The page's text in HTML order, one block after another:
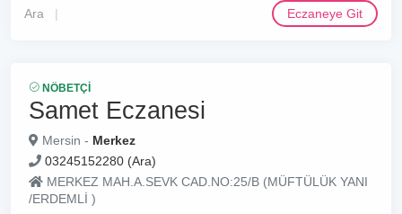
Ara Eczaneye Git
NÖBETÇI
Samet Eczanesi
Mersin - Merkez
03245152280 (Ara)
MERKEZ MAH.A.SEVK CAD.NO:25/B (MÜFTÜLÜK YANI
/ERDEMLİ )